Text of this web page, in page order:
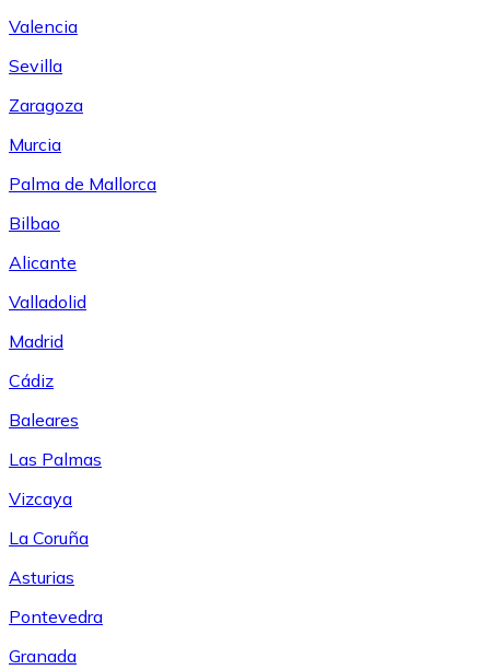
Valencia
Sevilla
Zaragoza
Murcia
Palma de Mallorca
Bilbao
Alicante
Valladolid
Madrid
Cádiz
Baleares
Las Palmas
Vizcaya
La Coruña
Asturias
Pontevedra
Granada